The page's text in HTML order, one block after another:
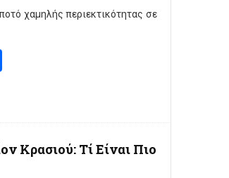
χαμηλής περιεκτικότητας σε
Share
Κρασιού: Τί Είναι Πιο